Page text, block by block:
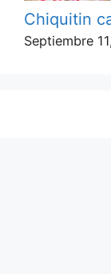
Chiquitin
Septiembre